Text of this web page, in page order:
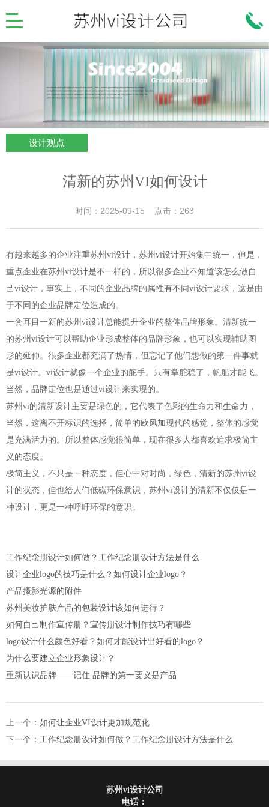
设计观点
清新的苏州VI如何设计
时间：2025-09-15 点击：263
有越来越多的企业注重苏州vi设计，苏州vi设计开始集中统一，但是，
重点企业在苏州vi设计是不一样的，所以很多企业不知道该怎么做自
己vi设计，事实上，不同的企业品牌的属性有不同vi设计要求，这是由
于不同的企业品牌定位造成的。
一套耳目一新的苏州vi设计总能提升企业的整体品牌形象。清新统一
的苏州vi设计可以帮助企业形成整体的品牌形象，也可以实现辅助图
形的延伸。很多企业都充满了热情，但忘记了他们想做的第一件事就
是vi设计。vi设计就像一个企业的舵手。只有掌舵稳了，帆船才能飞。
当然，品牌定位也是通过vi设计来实现的。
苏州vi的清新设计主要是绿色的，它代表了色彩的生命力和生命力，
当然，这离不开标识的选择，简单的欧风加现代的感觉，整体的感觉
是充满活力的。所以整体感觉很简单，现在很多人都喜欢追求极简主
义的态度。
极简主义，不只是一种态度，但心中对时尚，绿色，清新的苏州vi设
计的状态，但也给人们低碳环保意识，苏州vi设计的清新不仅仅是一
种设计，更是一种呼吁环保的意识。
工作纪念册设计如何做？工作纪念册设计方法是什么
设计企业logo的技巧是什么？如何设计企业logo？
产品摄影光源的附件
苏州美妆护肤产品的包装设计该如何进行？
如何自己制作宣传册？宣传册设计制作技巧有哪些
logo设计什么颜色好看？如何才能设计出好看的logo？
为什么要建立企业形象设计？
重新认识品牌——记住 品牌的第一要义是产品
上一个： 如何让企业VI设计更加规范化
下一个： 工作纪念册设计如何做？工作纪念册设计方法是什么
苏州vi设计公司
电话：